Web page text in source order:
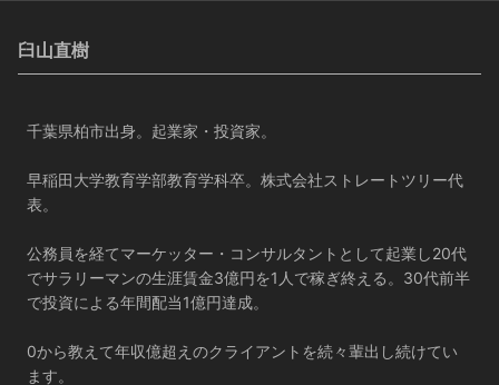
臼山直樹
千葉県柏市出身。起業家・投資家。
早稲田大学教育学部教育学科卒。株式会社ストレートツリー代
表。
公務員を経てマーケッター・コンサルタントとして起業し20代
でサラリーマンの生涯賃金3億円を1人で稼ぎ終える。30代前半
で投資による年間配当1億円達成。
0から教えて年収億超えのクライアントを続々輩出し続けてい
ます。